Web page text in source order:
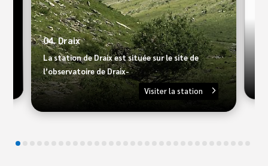
04. Draix
La station de Draix est située sur le site de
l’observatoire de Draix-
Visiter la station